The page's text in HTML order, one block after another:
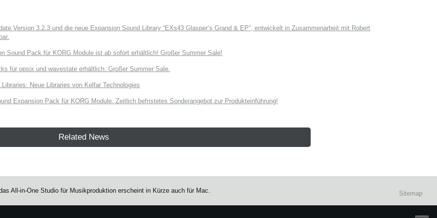
Version 3.2.3 und die neue Expansion Sound Library “EXs43 Glasper’s Grand & EP”, entwickelt in Zusammenarbeit mit Robert
Sound Pack für KORG Module ist ab sofort erhältlich! Großer Summer Sale!
für opsix und wavestate erhältlich. Großer Summer Sale.
Neue Libraries von Kelfar Technologies
Expansion Pack für KORG Module. Zeitlich befristetes Sonderangebot zur Produkteinführung!
Related News
All-in-One Studio für Musikproduktion erscheint in Kürze auch für Mac. Sitemap